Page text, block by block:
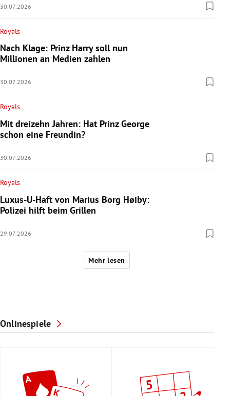
30.07.2026
Royals
Nach Klage: Prinz Harry soll nun
Millionen an Medien zahlen
30.07.2026
Royals
Mit dreizehn Jahren: Hat Prinz George
schon eine Freundin?
30.07.2026
Royals
Luxus-U-Haft von Marius Borg Høiby:
Polizei hilft beim Grillen
29.07.2026
Mehr lesen
Onlinespiele